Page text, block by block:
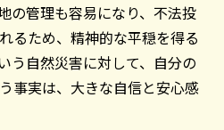
の管理も容易になり、不法投
るため、精神的な平穏を得る
う自然災害に対して、自分の
事実は、大きな自信と安心感